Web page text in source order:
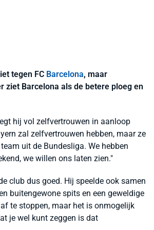
tegen FC Barcelona, maar
ziet Barcelona als de betere ploeg en
hij vol zelfvertrouwen in aanloop
zal zelfvertrouwen hebben, maar ze
uit de Bundesliga. We hebben
we willen ons laten zien."
club dus goed. Hij speelde ook samen
buitengewone spits en een geweldige
te stoppen, maar het is onmogelijk
je wel kunt zeggen is dat